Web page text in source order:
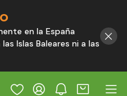
en la España
Islas Baleares ni a las